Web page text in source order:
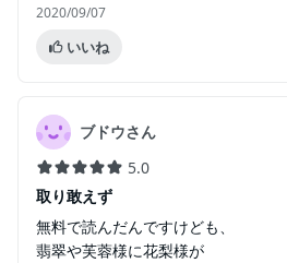
2020/09/07
いいね
ブドウさん
5.0
取り敢えず
無料で読んだんですけども、
翡翠や芙蓉様に花梨様が